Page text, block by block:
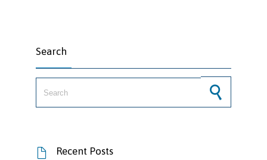
Search
 Recent Posts